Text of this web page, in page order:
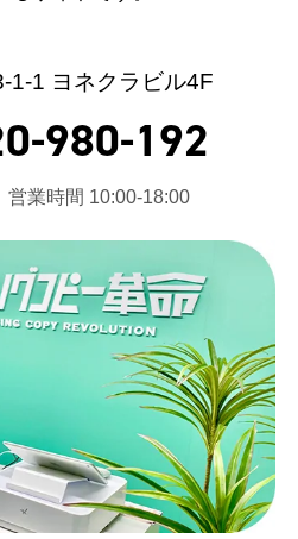
1-1 ヨネクラビル4F
980-192
業時間 10:00-18:00